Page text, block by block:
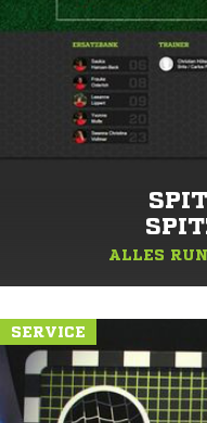
ALLES
SERVICE